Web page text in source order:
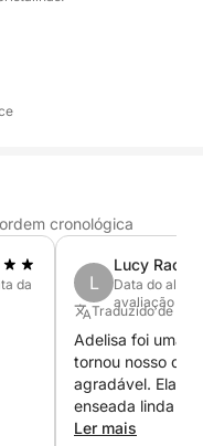
Marselha durante
perfeito ao pôr
separadamente
capitão.
cronológica
da
L
Lucy Rachel
Data do
avaliação 13/
Traduzido de
Adelisa foi uma
tornou nosso dia
agradável. Ela
enseada linda
vista de
Ler mais